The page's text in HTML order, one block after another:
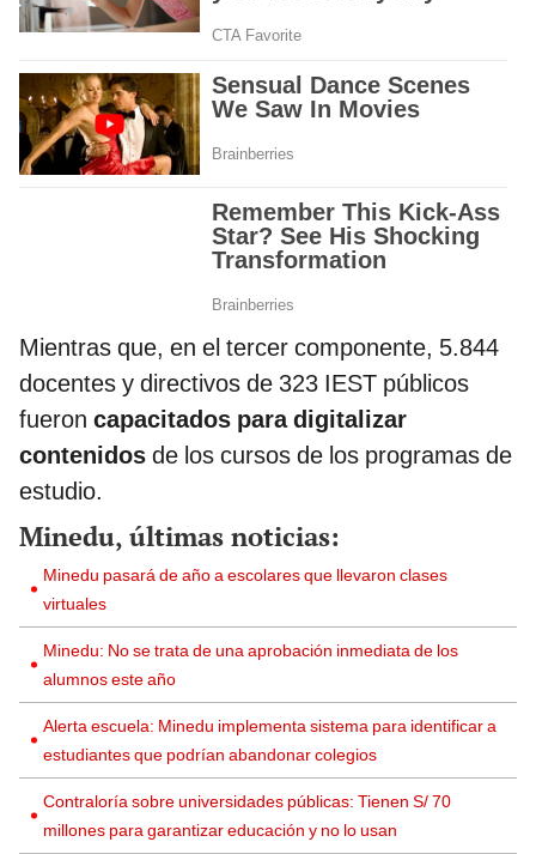
Mientras que, en el tercer componente, 5.844
docentes y directivos de 323 IEST públicos
fueron capacitados para digitalizar
contenidos de los cursos de los programas de
estudio.
Minedu, últimas noticias:
Minedu pasará de año a escolares que llevaron clases
virtuales
Minedu: No se trata de una aprobación inmediata de los
alumnos este año
Alerta escuela: Minedu implementa sistema para identificar a
estudiantes que podrían abandonar colegios
Contraloría sobre universidades públicas: Tienen S/ 70
millones para garantizar educación y no lo usan